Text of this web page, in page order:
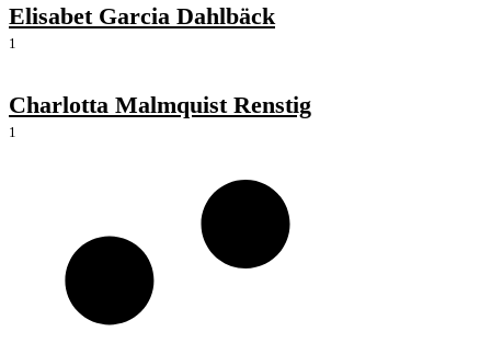
Elisabet Garcia Dahlbäck
1
Charlotta Malmquist Renstig
1